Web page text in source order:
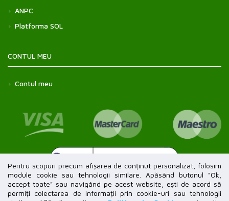
ANPC
Platforma SOL
CONTUL MEU
Contul meu
Pentru scopuri precum afișarea de conținut personalizat, folosim
module cookie sau tehnologii similare. Apăsând butonul "Ok,
accept toate" sau navigând pe acest website, ești de acord să
permiți colectarea de informații prin cookie-uri sau tehnologii